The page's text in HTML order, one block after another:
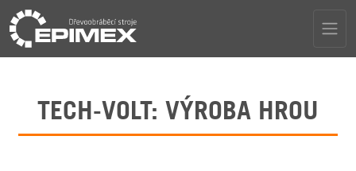
TECH-VOLT: VÝROBA HROU